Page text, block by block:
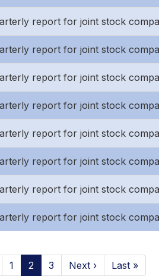
report for joint stock
report for joint stock
report for joint stock
report for joint stock
report for joint stock
report for joint stock
report for joint stock
report for joint stock
1 2 3 Next › Last »